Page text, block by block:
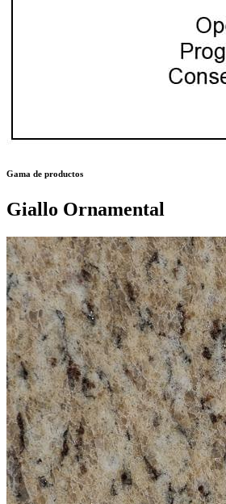
Gama de productos
Giallo Ornamental